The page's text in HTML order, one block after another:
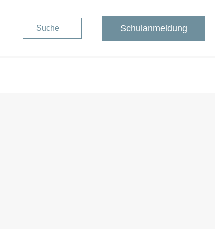
Suche Schulanmeldung